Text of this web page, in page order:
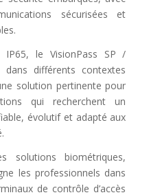
sécurisées et
IP65, le VisionPass SP /
différents contextes
solution pertinente pour
qui recherchent un
évolutif et adapté aux
solutions biométriques,
les professionnels dans
de contrôle d’accès